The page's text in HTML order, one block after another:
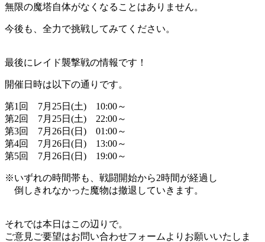
無限の魔塔自体がなくなることはありません。
今後も、全力で挑戦してみてください。
最後にレイド襲撃戦の情報です！
開催日時は以下の通りです。
第1回 7月25日(土) 10:00～
第2回 7月25日(土) 22:00～
第3回 7月26日(日) 01:00～
第4回 7月26日(日) 13:00～
第5回 7月26日(日) 19:00～
※いずれの時間帯も、戦闘開始から2時間が経過し
倒しきれなかった魔物は撤退していきます。
それでは本日はこの辺りで。
ご意見ご要望はお問い合わせフォームよりお願いいたしま